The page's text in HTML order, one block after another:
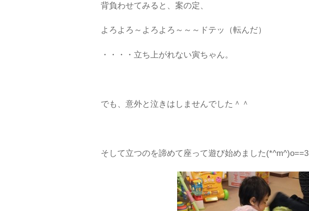
背負わせてみると、案の定、
よろよろ～よろよろ～～～ドテッ（転んだ）
・・・・立ち上がれない寅ちゃん。
でも、意外と泣きはしませんでした＾＾
そして立つのを諦めて座って遊び始めました(*^m^)o==3